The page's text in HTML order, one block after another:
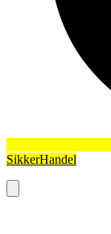
SikkerHandel